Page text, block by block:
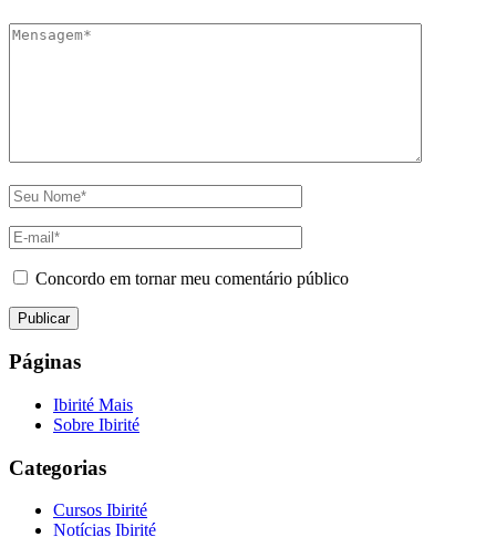
Concordo em tornar meu comentário público
Páginas
Ibirité Mais
Sobre Ibirité
Categorias
Cursos Ibirité
Notícias Ibirité